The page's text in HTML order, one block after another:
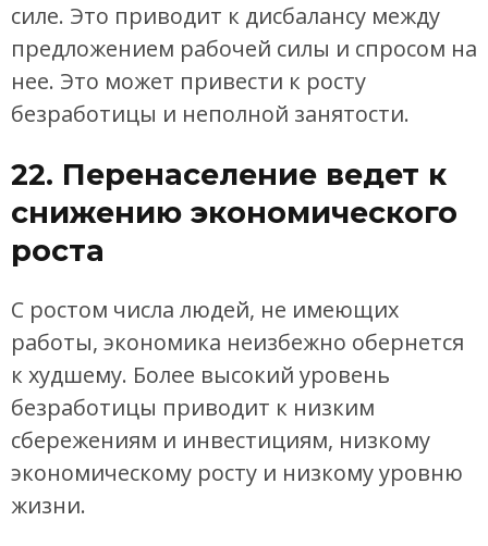
силе. Это приводит к дисбалансу между
предложением рабочей силы и спросом на
нее. Это может привести к росту
безработицы и неполной занятости.
22. Перенаселение ведет к
снижению экономического
роста
С ростом числа людей, не имеющих
работы, экономика неизбежно обернется
к худшему. Более высокий уровень
безработицы приводит к низким
сбережениям и инвестициям, низкому
экономическому росту и низкому уровню
жизни.